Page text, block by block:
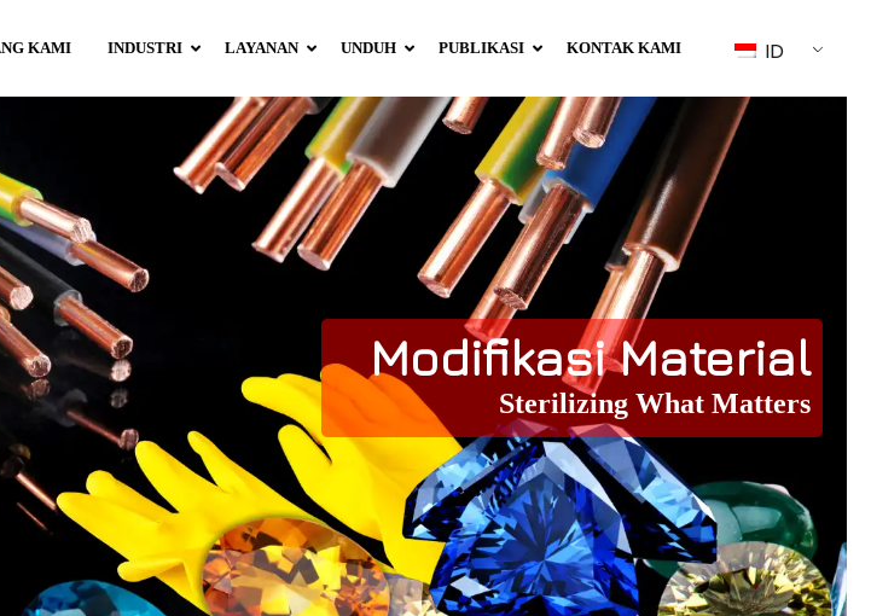
KAMI INDUSTRI LAYANAN UNDUH PUBLIKASI KONTAK KAMI ID
Modifikasi Material
Sterilizing What Matters